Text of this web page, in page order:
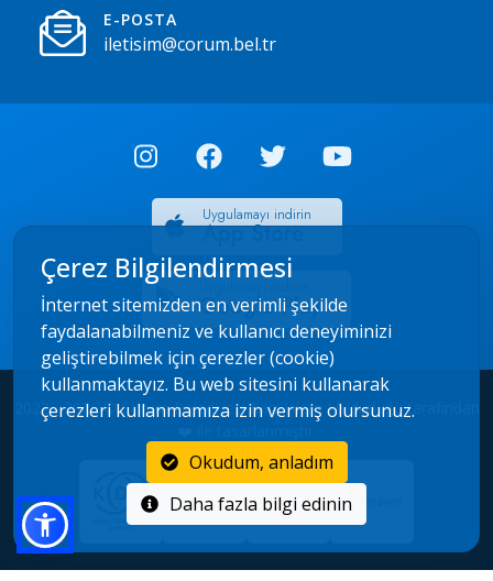
E-POSTA
iletisim@corum.bel.tr
Uygulamayı indirin
App Store
Google Play
2022 - 2026 © Çorum Belediyesi Bilgi İşlem Müdürlüğü tarafından
Çerez Bilgilendirmesi
İnternet sitemizden en verimli şekilde
faydalanabilmeniz ve kullanıcı deneyiminizi
geliştirebilmek için çerezler (cookie)
kullanmaktayız. Bu web sitesini kullanarak
çerezleri kullanmamıza izin vermiş olursunuz.
Okudum, anladım
Daha fazla bilgi edinin